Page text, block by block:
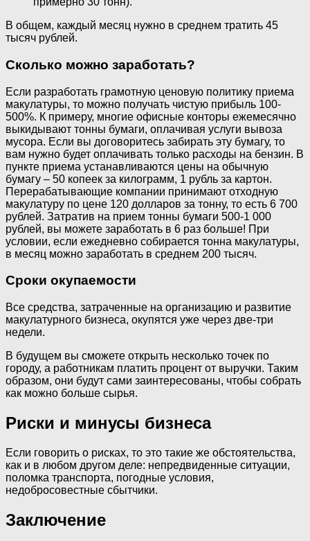
В общем, каждый месяц нужно в среднем тратить 45
тысяч рублей.
Сколько можно заработать?
Если разработать грамотную ценовую политику приема
макулатуры, то можно получать чистую прибыль 100-
500%. К примеру, многие офисные конторы ежемесячно
выкидывают тонны бумаги, оплачивая услуги вывоза
мусора. Если вы договоритесь забирать эту бумагу, то
вам нужно будет оплачивать только расходы на бензин. В
пункте приема устанавливаются цены на обычную
бумагу – 50 копеек за килограмм, 1 рубль за картон.
Перерабатывающие компании принимают отходную
макулатуру по цене 120 долларов за тонну, то есть 6 700
рублей. Затратив на прием тонны бумаги 500-1 000
рублей, вы можете заработать в 6 раз больше! При
условии, если ежедневно собирается тонна макулатуры,
в месяц можно заработать в среднем 200 тысяч.
Сроки окупаемости
Все средства, затраченные на организацию и развитие
макулатурного бизнеса, окупятся уже через две-три
недели.
В будущем вы сможете открыть несколько точек по
городу, а работникам платить процент от выручки. Таким
образом, они будут сами заинтересованы, чтобы собрать
как можно больше сырья.
Риски и минусы бизнеса
Если говорить о рисках, то это такие же обстоятельства,
как и в любом другом деле: непредвиденные ситуации,
поломка транспорта, погодные условия,
недобросовестные сбытчики.
Заключение